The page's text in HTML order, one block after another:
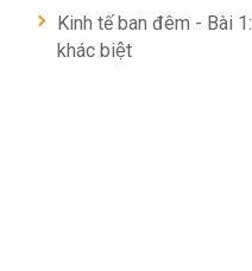
Kinh tế ban đêm - Bài
khác biệt